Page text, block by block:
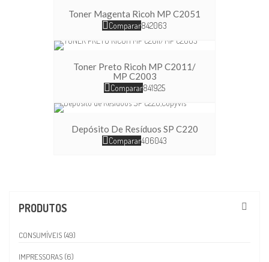
Toner Magenta Ricoh MP C2051
Comparar842063
Toner Preto Ricoh MP C2011/
MP C2003
Comparar841925
Depósito De Resíduos SP C220
Comparar406043
PRODUTOS
CONSUMÍVEIS (49)
IMPRESSORAS (6)